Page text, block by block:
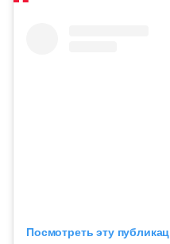
Посмотреть эту